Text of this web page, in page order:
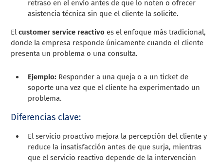
retraso en el envío antes de que lo noten o ofrecer
asistencia técnica sin que el cliente la solicite.
Elcustomer service reactivo es el enfoque más tradicional,
donde la empresa responde únicamente cuando el cliente
presenta un problema o una consulta.
Ejemplo: Responder a una queja o a un ticket de
soporte una vez que el cliente ha experimentado un
problema.
Diferencias clave:
El servicio proactivo mejora la percepción del cliente y
reduce la insatisfacción antes de que surja, mientras
que el servicio reactivo depende de la intervención